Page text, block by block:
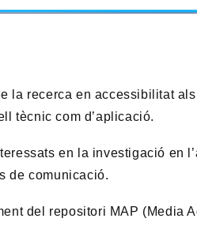
la recerca en accessibilitat
tècnic com d’aplicació.
en la investigació en
de comunicació.
del repositori MAP (Media